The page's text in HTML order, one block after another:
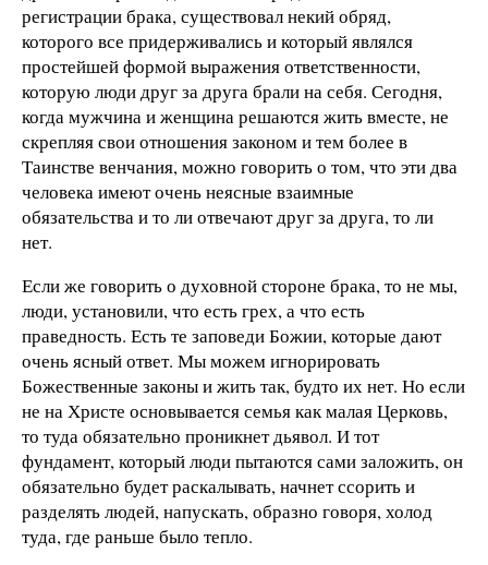
регистрации брака, существовал некий обряд,
которого все придерживались и который являлся
простейшей формой выражения ответственности,
которую люди друг за друга брали на себя. Сегодня,
когда мужчина и женщина решаются жить вместе, не
скрепляя свои отношения законом и тем более в
Таинстве венчания, можно говорить о том, что эти два
человека имеют очень неясные взаимные
обязательства и то ли отвечают друг за друга, то ли
нет.
Если же говорить о духовной стороне брака, то не мы,
люди, установили, что есть грех, а что есть
праведность. Есть те заповеди Божии, которые дают
очень ясный ответ. Мы можем игнорировать
Божественные законы и жить так, будто их нет. Но если
не на Христе основывается семья как малая Церковь,
то туда обязательно проникнет дьявол. И тот
фундамент, который люди пытаются сами заложить, он
обязательно будет раскалывать, начнет ссорить и
разделять людей, напускать, образно говоря, холод
туда, где раньше было тепло.